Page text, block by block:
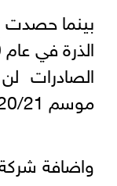
بينما حصدت
موسم 2020/21.